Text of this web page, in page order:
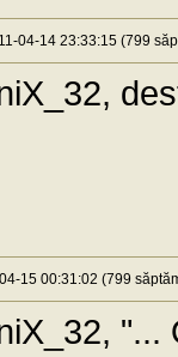
04-14 23:33:15 (799
15 00:31:02 (799
"...